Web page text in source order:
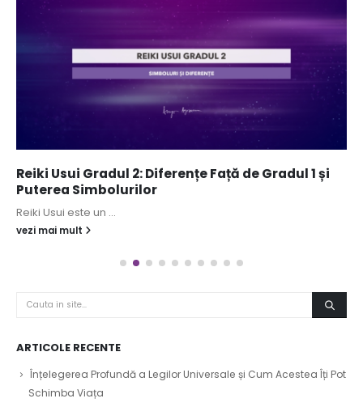
Reiki Usui Gradul 2: Diferențe Față de Gradul 1 și
Puterea Simbolurilor
Reiki Usui este un ...
vezi mai mult
ARTICOLE RECENTE
Înțelegerea Profundă a Legilor Universale și Cum Acestea Îți Pot
Schimba Viața